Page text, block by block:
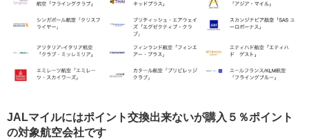
JALマイルにはポイント交換出来ないが購入５％ポイント
の対象航空会社です